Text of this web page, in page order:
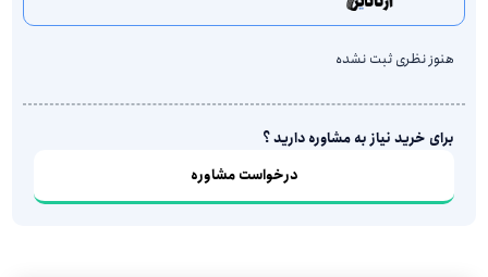
هنوز نظری ثبت نشده
برای خرید نیاز به مشاوره دارید ؟
درخواست مشاوره